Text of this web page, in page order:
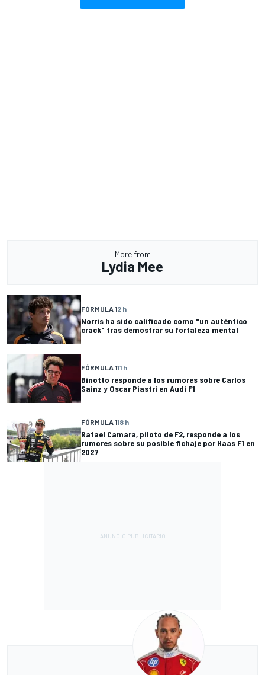
More from
Lydia Mee
FÓRMULA 12 h
Norris ha sido calificado como "un auténtico
crack" tras demostrar su fortaleza mental
FÓRMULA 111 h
Binotto responde a los rumores sobre Carlos
Sainz y Oscar Piastri en Audi F1
FÓRMULA 118 h
Rafael Camara, piloto de F2, responde a los
rumores sobre su posible fichaje por Haas F1 en
2027